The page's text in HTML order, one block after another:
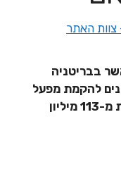
צוות האתר
בבריטניה
זה מכבר על חוזה בן בן 8 שנים להקמת מפעל
פסולת לאנרגיה בעלות של לא פחות מ-113 מיליון